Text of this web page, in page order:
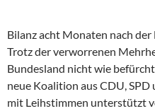
Bilanz acht Monaten nach
Trotz der verworrenen
Bundesland nicht wie
neue Koalition aus CDU,
mit Leihstimmen unterstützt